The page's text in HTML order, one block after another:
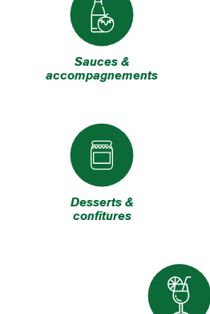
Sauces &
accompagnements
Desserts &
confitures